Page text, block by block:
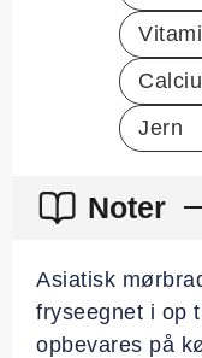
Jern
Noter
Asiatisk
fryseegnet i op
opbevares på